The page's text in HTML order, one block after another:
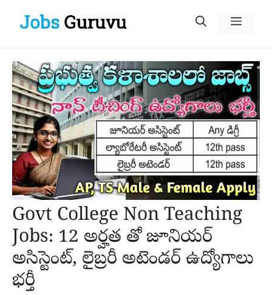
Menu
Govt College Non Teaching
Jobs: 12 అర్హత తో జూనియర్
అసిస్టెంట్, లైబ్రరీ అటెండర్ ఉద్యోగాలు
భర్తీ